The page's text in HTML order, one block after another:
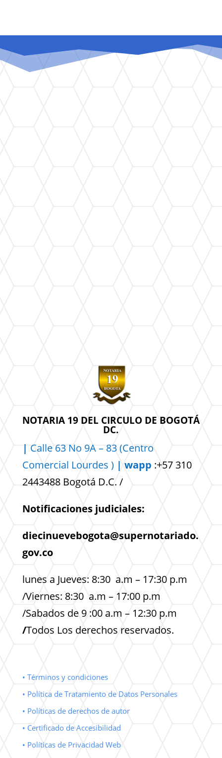
NOTARIA 19 DEL CIRCULO DE BOGOTÁ
DC.
| Calle 63 No 9A – 83 (Centro
Comercial Lourdes ) | wapp :+57 310
2443488 Bogotá D.C. /
Notificaciones judiciales:
diecinuevebogota@supernotariado.
gov.co
lunes a Jueves: 8:30 a.m – 17:30 p.m
/Viernes: 8:30 a.m – 17:00 p.m
/Sabados de 9 :00 a.m – 12:30 p.m
/Todos Los derechos reservados.
• Términos y condiciones
• Política de Tratamiento de Datos Personales
• Políticas de derechos de autor
• Certificado de Accesibilidad
• Políticas de Privacidad Web